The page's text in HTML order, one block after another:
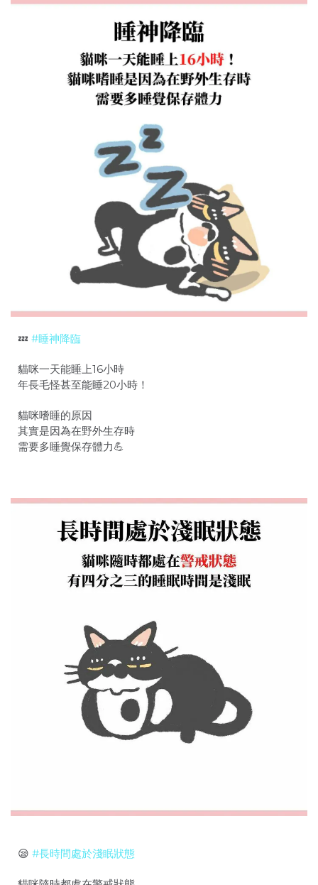
💤 #睡神降臨
貓咪一天能睡上16小時
年長毛怪甚至能睡20小時！
貓咪嗜睡的原因
其實是因為在野外生存時
需要多睡覺保存體力💪
😪 #長時間處於淺眠狀態